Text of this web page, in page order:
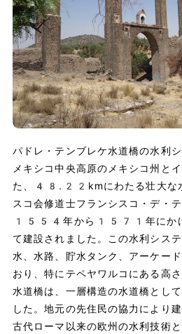
パドレ・テンブレケ水道橋の水
メキシコ中央高原のメキシコ州と
た、48.22kmにわたる壮大な水
スコ会修道士フランシスコ・デ・
1554年から1571年にかけ
て建設されました。この水利シス
水、水路、貯水タンク、アーケー
おり、特にテペヤワルコにある
水道橋は、一層構造の水道橋とし
した。地元の先住民の協力により
古代ローマ以来の欧州の水利技術